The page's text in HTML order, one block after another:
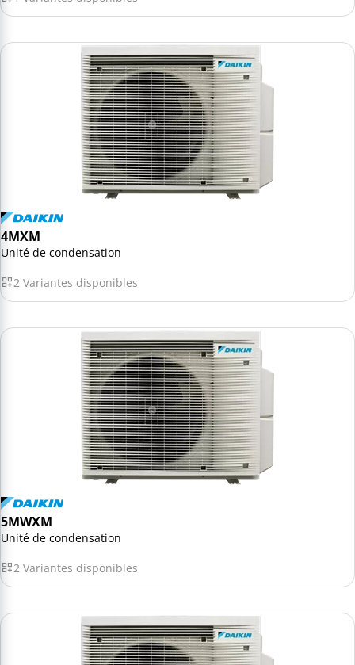
4MXM
Unité de condensation
2 Variantes disponibles
5MWXM
Unité de condensation
2 Variantes disponibles